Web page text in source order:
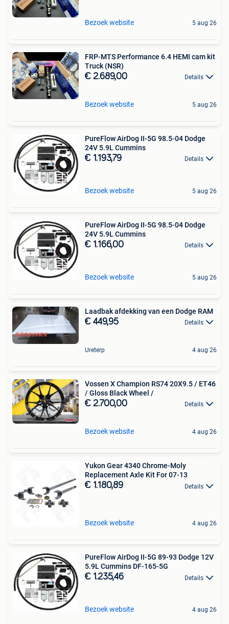
Bezoek website 5 aug 26
FRP-MTS Performance 6.4 HEMI cam kit
Truck (NSR)
€ 2.689,00 Details
Bezoek website 5 aug 26
PureFlow AirDog II-5G 98.5-04 Dodge
24V 5.9L Cummins
€ 1.193,79 Details
Bezoek website 5 aug 26
PureFlow AirDog II-5G 98.5-04 Dodge
24V 5.9L Cummins
€ 1.166,00 Details
Bezoek website 5 aug 26
Laadbak afdekking van een Dodge RAM
€ 449,95 Details
Ureterp 4 aug 26
Vossen X Champion RS74 20X9.5 / ET46
/ Gloss Black Wheel /
€ 2.700,00 Details
Bezoek website 4 aug 26
Yukon Gear 4340 Chrome-Moly
Replacement Axle Kit For 07-13
€ 1.180,89 Details
Bezoek website 4 aug 26
PureFlow AirDog II-5G 89-93 Dodge 12V
5.9L Cummins DF-165-5G
€ 1.235,46 Details
Bezoek website 4 aug 26